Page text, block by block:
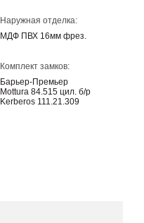
Наружная отделка:
МДФ ПВХ 16мм фрез.
Комплект замков:
Барьер-Премьер
Mottura 84.515 цил. б/р
Kerberos 111.21.309